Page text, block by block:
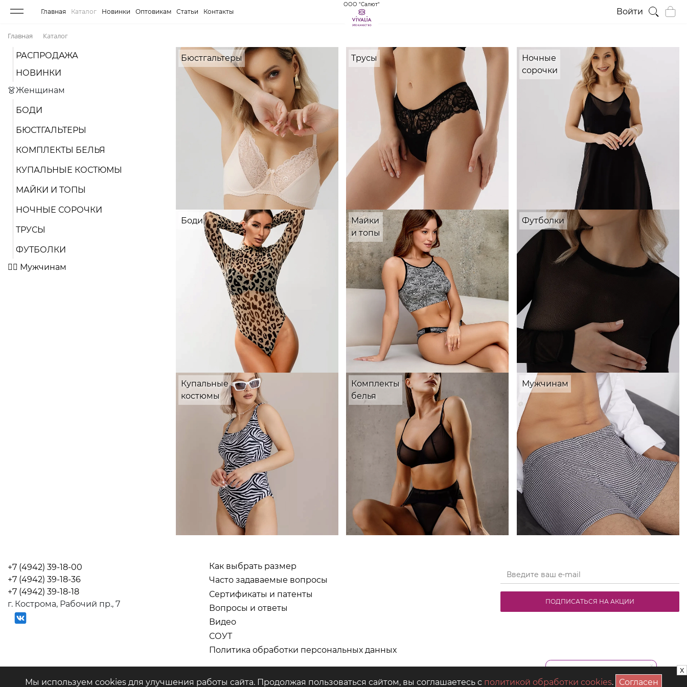
Главная Каталог Новинки Оптовикам Статьи Контакты
ООО "Салют"
Войти
Главная Каталог
РАСПРОДАЖА
НОВИНКИ
👗Женщинам
БОДИ
БЮСТГАЛЬТЕРЫ
КОМПЛЕКТЫ БЕЛЬЯ
КУПАЛЬНЫЕ КОСТЮМЫ
МАЙКИ И ТОПЫ
НОЧНЫЕ СОРОЧКИ
ТРУСЫ
ФУТБОЛКИ
🤵‍♂️ Мужчинам
Бюстгальтеры Трусы
Ночные
сорочки
Боди
Майки
и топы
Футболки
Купальные
костюмы
Комплекты
белья
Мужчинам
+7 (4942) 39-18-00
+7 (4942) 39-18-36
+7 (4942) 39-18-18
г. Кострома, Рабочий пр., 7
Как выбрать размер
Часто задаваемые вопросы
Сертификаты и патенты
Вопросы и ответы
Видео
СОУТ
Политика обработки персональных данных
ООО "Салют" © 2026
ПОДПИСАТЬСЯ НА АКЦИИ
Мы используем cookies для улучшения работы сайта. Продолжая пользоваться сайтом, вы соглашаетесь с политикой обработки cookies.
x
Согласен